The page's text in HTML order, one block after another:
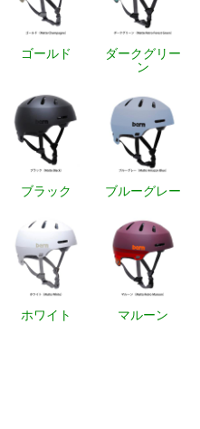
ゴールド
ダークグリー
ン
ブラック ブルーグレー
ホワイト マルーン